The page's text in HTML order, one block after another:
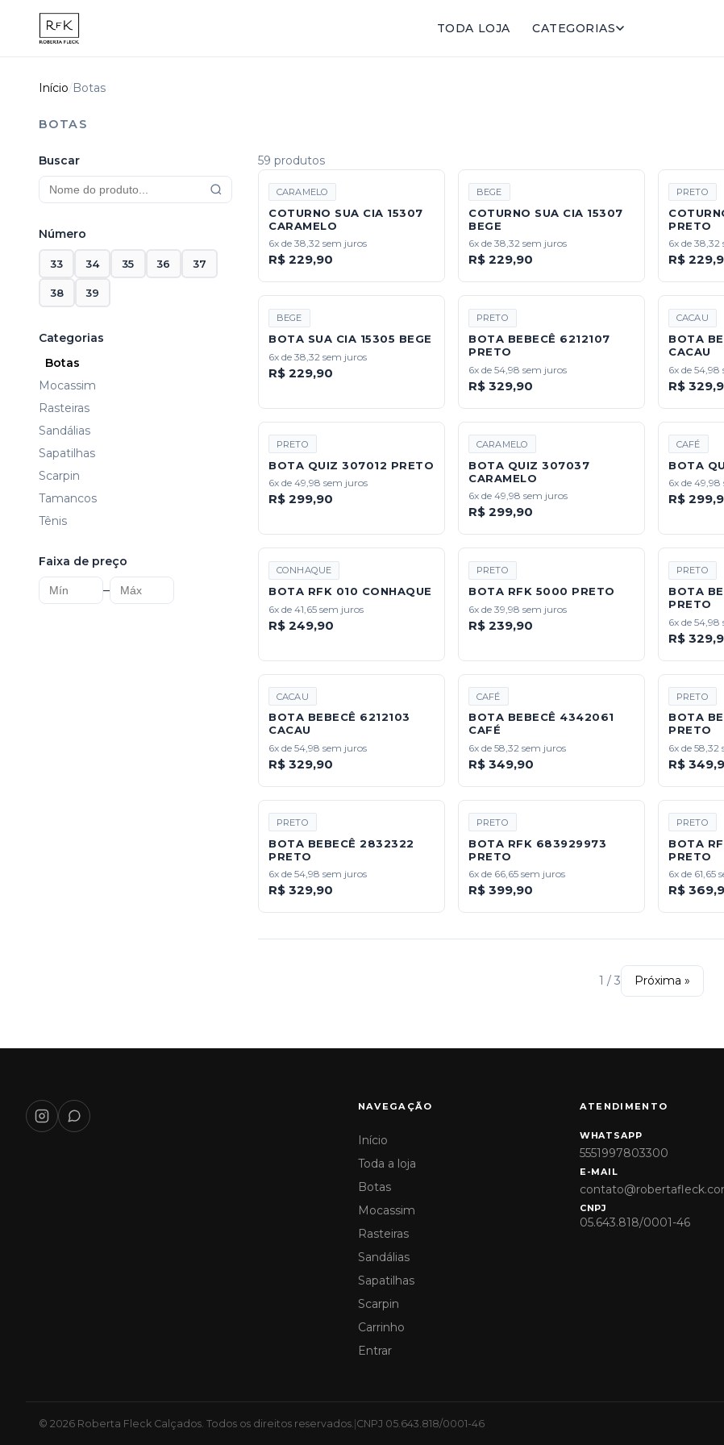
TODA LOJA CATEGORIAS
Início/Botas
BOTAS
Buscar
Número
33 34 35 36 37
38 39
Categorias
Botas
Mocassim
Rasteiras
Sandálias
Sapatilhas
Scarpin
Tamancos
Tênis
Faixa de preço
–
59 produtos
CARAMELO
COTURNO SUA CIA 15307
CARAMELO
6x de 38,32 sem juros
R$ 229,90
BEGE
COTURNO SUA CIA 15307
BEGE
6x de 38,32 sem juros
R$ 229,90
PRETO
PRETO
6x de 38,32
R$
BEGE
BOTA SUA CIA 15305 BEGE
6x de 38,32 sem juros
R$ 229,90
PRETO
BOTA BEBECÊ 6212107
PRETO
6x de 54,98 sem juros
R$ 329,90
CACAU
BOTA
CACAU
6x de 54,98
R$
PRETO
BOTA QUIZ 307012 PRETO
6x de 49,98 sem juros
R$ 299,90
CARAMELO
BOTA QUIZ 307037
CARAMELO
6x de 49,98 sem juros
R$ 299,90
CAFÉ
BOTA
6x de
R$
CONHAQUE
BOTA RFK 010 CONHAQUE
6x de 41,65 sem juros
R$ 249,90
PRETO
BOTA RFK 5000 PRETO
6x de 39,98 sem juros
R$ 239,90
PRETO
BOTA
PRETO
6x de 54,98
R$
CACAU
BOTA BEBECÊ 6212103
CACAU
6x de 54,98 sem juros
R$ 329,90
CAFÉ
BOTA BEBECÊ 4342061
CAFÉ
6x de 58,32 sem juros
R$ 349,90
PRETO
BOTA
PRETO
6x de 58,32
R$
PRETO
BOTA BEBECÊ 2832322
PRETO
6x de 54,98 sem juros
R$ 329,90
PRETO
BOTA RFK 683929973
PRETO
6x de 66,65 sem juros
R$ 399,90
PRETO
BOTA
PRETO
6x de 61,65
R$
1 / 3 Próxima »
NAVEGAÇÃO
Início
Toda a loja
Botas
Mocassim
Rasteiras
Sandálias
Sapatilhas
Scarpin
Carrinho
Entrar
ATENDIMENTO
WHATSAPP
5551997803300
E-MAIL
CNPJ
05.643.818/0001-46
© 2026 Roberta Fleck Calçados. Todos os direitos reservados. CNPJ 05.643.818/0001-46